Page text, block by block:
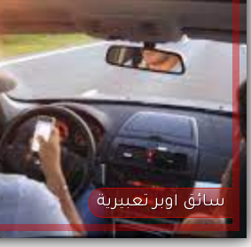
سائق اوبر تعبيرية